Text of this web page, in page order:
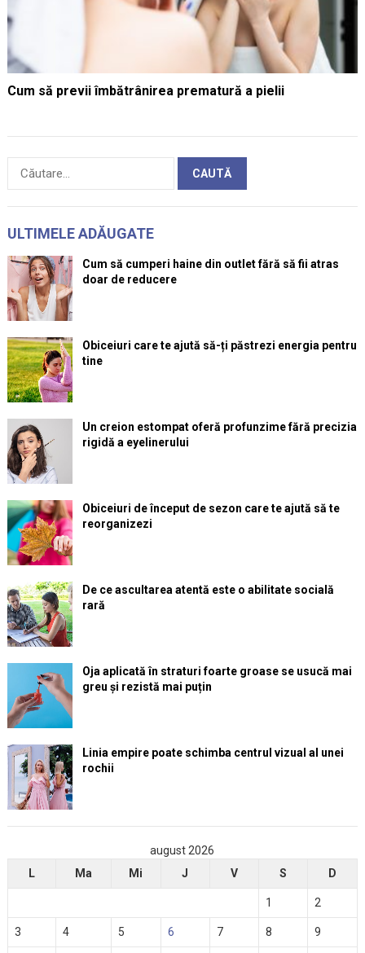
Cum să previi îmbătrânirea prematură a pielii
Caută
ULTIMELE ADĂUGATE
Cum să cumperi haine din outlet fără să fii atras
doar de reducere
Obiceiuri care te ajută să-ți păstrezi energia pentru
tine
Un creion estompat oferă profunzime fără precizia
rigidă a eyelinerului
Obiceiuri de început de sezon care te ajută să te
reorganizezi
De ce ascultarea atentă este o abilitate socială
rară
Oja aplicată în straturi foarte groase se usucă mai
greu și rezistă mai puțin
Linia empire poate schimba centrul vizual al unei
rochii
august 2026
L
Ma Mi J V S D
1 2
3 4 5 6 7 8 9